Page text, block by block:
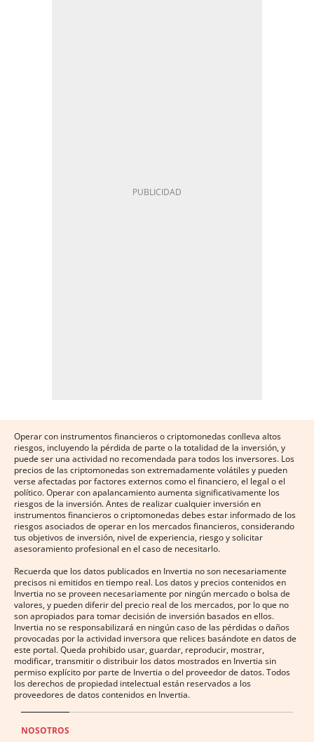
Operar con instrumentos financieros o criptomonedas conlleva altos
riesgos, incluyendo la pérdida de parte o la totalidad de la inversión, y
puede ser una actividad no recomendada para todos los inversores. Los
precios de las criptomonedas son extremadamente volátiles y pueden
verse afectadas por factores externos como el financiero, el legal o el
político. Operar con apalancamiento aumenta significativamente los
riesgos de la inversión. Antes de realizar cualquier inversión en
instrumentos financieros o criptomonedas debes estar informado de los
riesgos asociados de operar en los mercados financieros, considerando
tus objetivos de inversión, nivel de experiencia, riesgo y solicitar
asesoramiento profesional en el caso de necesitarlo.
Recuerda que los datos publicados en Invertia no son necesariamente
precisos ni emitidos en tiempo real. Los datos y precios contenidos en
Invertia no se proveen necesariamente por ningún mercado o bolsa de
valores, y pueden diferir del precio real de los mercados, por lo que no
son apropiados para tomar decisión de inversión basados en ellos.
Invertia no se responsabilizará en ningún caso de las pérdidas o daños
provocadas por la actividad inversora que relices basándote en datos de
este portal. Queda prohibido usar, guardar, reproducir, mostrar,
modificar, transmitir o distribuir los datos mostrados en Invertia sin
permiso explícito por parte de Invertia o del proveedor de datos. Todos
los derechos de propiedad intelectual están reservados a los
proveedores de datos contenidos en Invertia.
NOSOTROS